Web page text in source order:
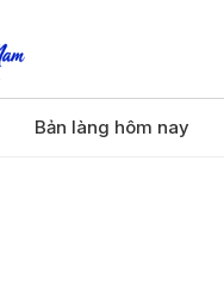
Bản làng hôm nay